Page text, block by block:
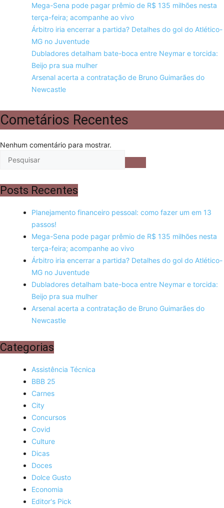
Mega-Sena pode pagar prêmio de R$ 135 milhões nesta
terça-feira; acompanhe ao vivo
Árbitro iria encerrar a partida? Detalhes do gol do Atlético-
MG no Juventude
Dubladores detalham bate-boca entre Neymar e torcida:
Beijo pra sua mulher
Arsenal acerta a contratação de Bruno Guimarães do
Newcastle
Cometários Recentes
Nenhum comentário para mostrar.
Posts Recentes
Planejamento financeiro pessoal: como fazer um em 13
passos!
Mega-Sena pode pagar prêmio de R$ 135 milhões nesta
terça-feira; acompanhe ao vivo
Árbitro iria encerrar a partida? Detalhes do gol do Atlético-
MG no Juventude
Dubladores detalham bate-boca entre Neymar e torcida:
Beijo pra sua mulher
Arsenal acerta a contratação de Bruno Guimarães do
Newcastle
Categorias
Assistência Técnica
BBB 25
Carnes
City
Concursos
Covid
Culture
Dicas
Doces
Dolce Gusto
Economia
Editor's Pick